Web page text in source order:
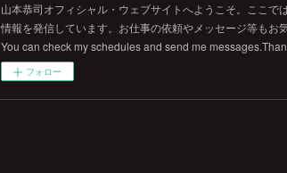
山本恭司オフィシャル・ウェブサイトへようこそ。ここ
情報を発信しています。お仕事の依頼やメッセージ等も
You can check my schedules and send me
フォロー